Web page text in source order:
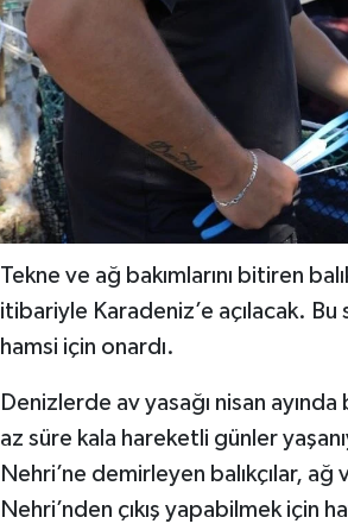
Tekne ve ağ bakımlarını bitiren
itibariyle Karadeniz’e açılacak. Bu
hamsi için onardı.
Denizlerde av yasağı nisan
az süre kala hareketli günler
Nehri’ne demirleyen balıkçılar, ağ
Nehri’nden çıkış yapabilmek için